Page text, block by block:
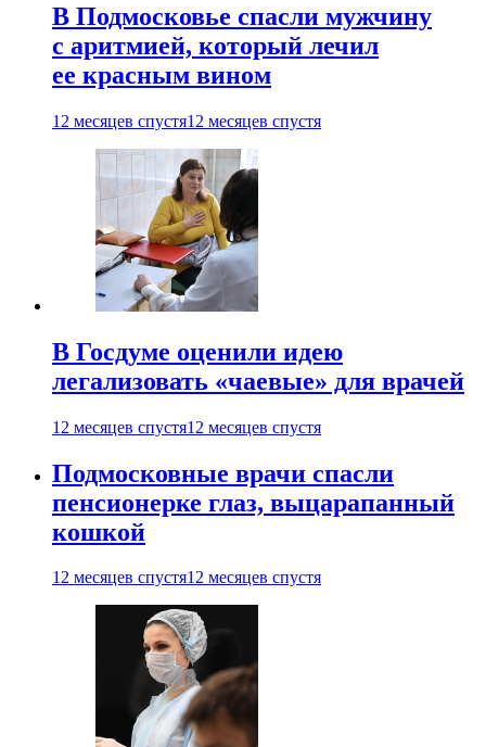
В Подмосковье спасли мужчину
с аритмией, который лечил
ее красным вином
12 месяцев спустя12 месяцев спустя
В Госдуме оценили идею
легализовать «чаевые» для врачей
12 месяцев спустя12 месяцев спустя
Подмосковные врачи спасли
пенсионерке глаз, выцарапанный
кошкой
12 месяцев спустя12 месяцев спустя